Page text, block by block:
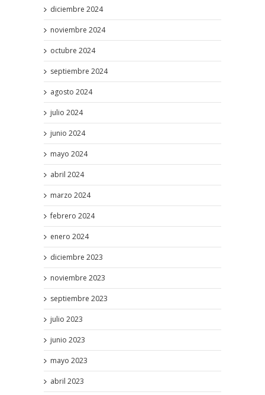
diciembre 2024
noviembre 2024
octubre 2024
septiembre 2024
agosto 2024
julio 2024
junio 2024
mayo 2024
abril 2024
marzo 2024
febrero 2024
enero 2024
diciembre 2023
noviembre 2023
septiembre 2023
julio 2023
junio 2023
mayo 2023
abril 2023